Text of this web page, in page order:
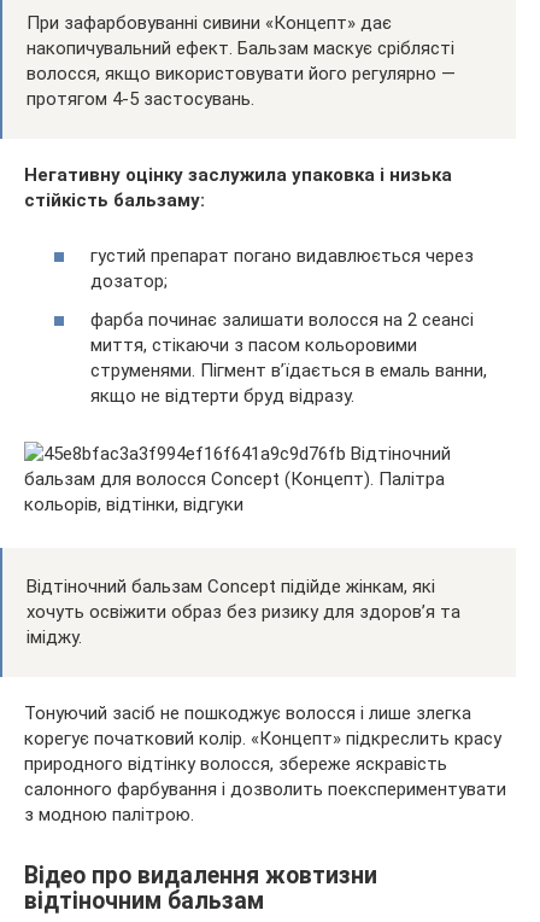
При зафарбовуванні сивини «Концепт» дає
накопичувальний ефект. Бальзам маскує сріблясті
волосся, якщо використовувати його регулярно —
протягом 4-5 застосувань.
Негативну оцінку заслужила упаковка і низька
стійкість бальзаму:
густий препарат погано видавлюється через
дозатор;
фарба починає залишати волосся на 2 сеансі
миття, стікаючи з пасом кольоровими
струменями. Пігмент в’їдається в емаль ванни,
якщо не відтерти бруд відразу.
Відтіночний бальзам Concept підійде жінкам, які
хочуть освіжити образ без ризику для здоров’я та
іміджу.
Тонуючий засіб не пошкоджує волосся і лише злегка
корегує початковий колір. «Концепт» підкреслить красу
природного відтінку волосся, збереже яскравість
салонного фарбування і дозволить поекспериментувати
з модною палітрою.
Відео про видалення жовтизни
відтіночним бальзам